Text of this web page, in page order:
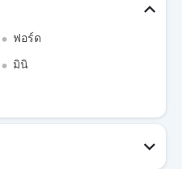
ฟอร์ด
มินิ